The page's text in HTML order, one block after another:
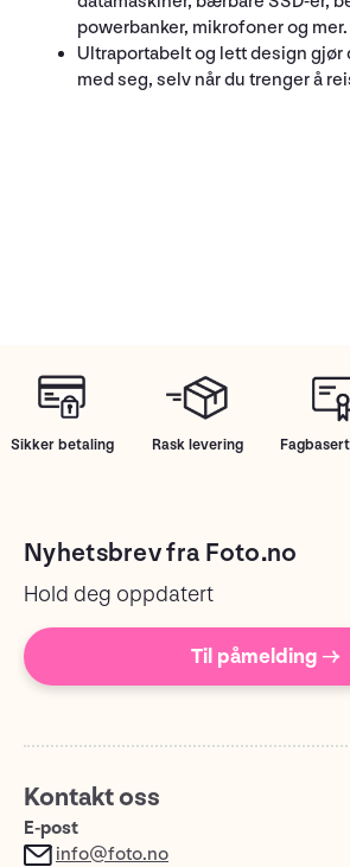
powerbanker, mikrofoner og mer.
Ultraportabelt og lett design gjør
med seg, selv når du trenger å
Sikker betaling Rask levering
Nyhetsbrev fra Foto.no
Hold deg oppdatert
Til påmelding →
Kontakt oss
E-post
info@foto.no